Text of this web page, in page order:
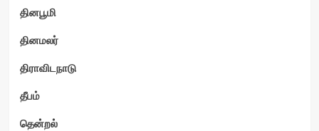
தினபூமி
தினமலர்
திராவிடநாடு
தீபம்
தென்றல்